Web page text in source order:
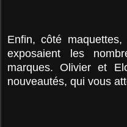
Enfin, côté
exposaient les
marques. Olivier et
nouveautés, qui vous